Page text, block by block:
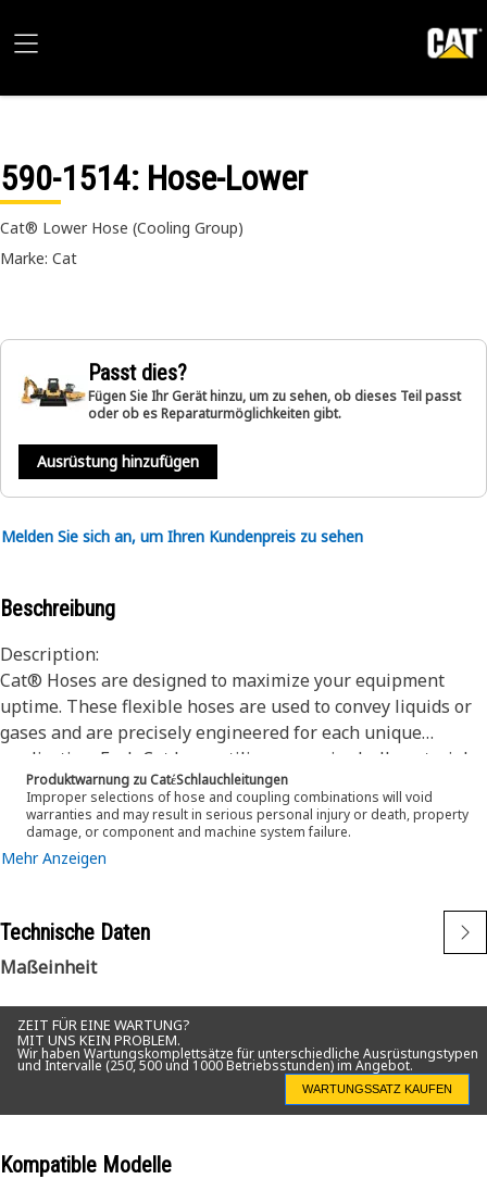
590-1514: Hose-Lower
Cat® Lower Hose (Cooling Group)
Marke: Cat
Passt dies?
Fügen Sie Ihr Gerät hinzu, um zu sehen, ob dieses Teil passt
oder ob es Reparaturmöglichkeiten gibt.
Ausrüstung hinzufügen
Melden Sie sich an, um Ihren Kundenpreis zu sehen
Beschreibung
Description:
Cat® Hoses are designed to maximize your equipment
uptime. These flexible hoses are used to convey liquids or
gases and are precisely engineered for each unique
application. Each Cat hose utilizes superior bulk materials
and processes, fabricated specifically to withstand the
application’s pressure and flow requirements which will
ensure long life and proper machine functionality.
Engineered with a specific application in mind, every Cat
proper service and routing to existing systems on your Cat
Machine.
Consult your owner’s manual or contact your local Cat
Dealer for more information.
Produktwarnung zu CatέSchlauchleitungen
Improper selections of hose and coupling combinations will void
warranties and may result in serious personal injury or death, property
damage, or component and machine system failure.
Mehr Anzeigen
Technische Daten
Maßeinheit
ZEIT FÜR EINE WARTUNG?
MIT UNS KEIN PROBLEM.
Wir haben Wartungskomplettsätze für unterschiedliche Ausrüstungstypen
und Intervalle (250, 500 und 1000 Betriebsstunden) im Angebot.
WARTUNGSSATZ KAUFEN
Kompatible Modelle